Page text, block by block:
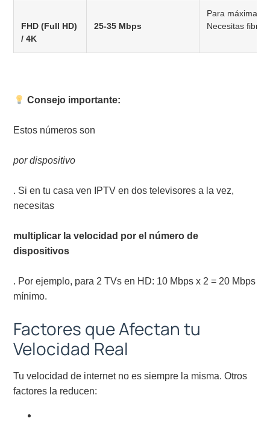
FHD (Full HD)
/ 4K
25-35 Mbps
Para máxima
Necesitas fibra
Consejo importante:
Estos números son
por dispositivo
. Si en tu casa ven IPTV en dos televisores a la vez,
necesitas
multiplicar la velocidad por el número de
dispositivos
. Por ejemplo, para 2 TVs en HD: 10 Mbps x 2 = 20 Mbps
mínimo.
Factores que Afectan tu
Velocidad Real
Tu velocidad de internet no es siempre la misma. Otros
factores la reducen: